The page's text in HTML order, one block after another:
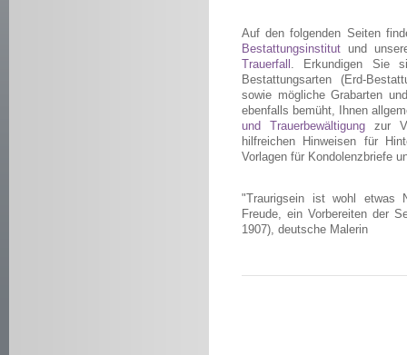
Auf den folgenden Seiten
Bestattungsinstitut und
Trauerfall . Erkundigen Sie
Bestattungsarten (Erd-
sowie mögliche Grabarten
ebenfalls bemüht, Ihnen
und Trauerbewältigung zur
hilfreichen Hinweisen für
Vorlagen für Kondolenzbriefe
"Traurigsein ist wohl etwas
Freude, ein Vorbereiten der
1907), deutsche Malerin